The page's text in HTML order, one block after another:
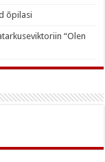
õpilasi
“Olen